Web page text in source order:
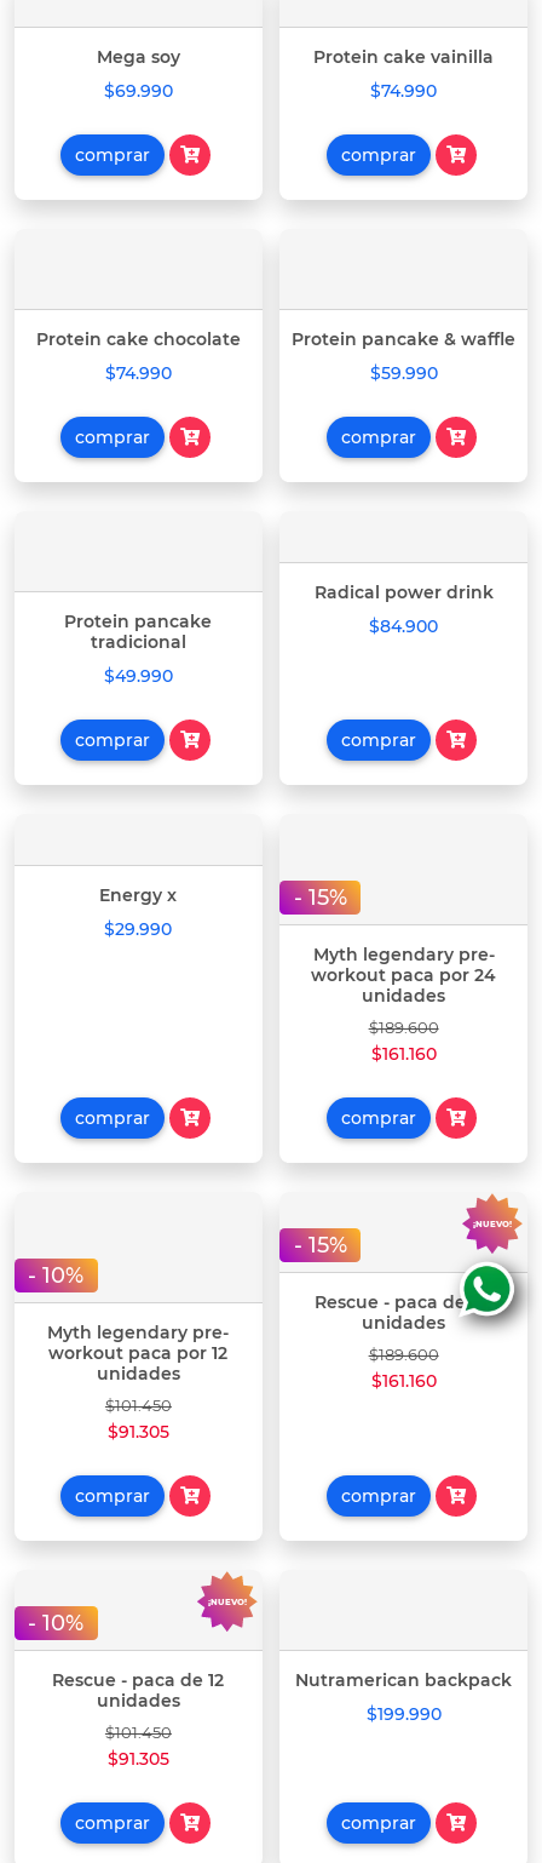
Mega soy
$69.990
comprar
Protein cake vainilla
$74.990
comprar
Protein cake chocolate
$74.990
comprar
Protein pancake & waffle
$59.990
comprar
Protein pancake
tradicional
$49.990
comprar
Radical power drink
$84.900
comprar
Energy x
$29.990
comprar
- 15%
Myth legendary pre-
workout paca por 24
unidades
$189.600
$161.160
comprar
- 10%
Myth legendary pre-
workout paca por 12
unidades
$101.450
$91.305
comprar
- 15%
¡NUEVO!
Rescue - paca de 24
unidades
$189.600
$161.160
comprar
- 10%
¡NUEVO!
Rescue - paca de 12
unidades
$101.450
$91.305
comprar
Nutramerican backpack
$199.990
comprar